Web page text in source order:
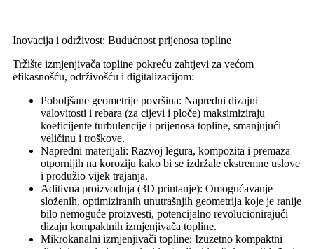
Inovacija i održivost: Budućnost prijenosa topline
Tržište izmjenjivača topline pokreću zahtjevi za većom
efikasnošću, održivošću i digitalizacijom:
Poboljšane geometrije površina: Napredni dizajni
valovitosti i rebara (za cijevi i ploče) maksimiziraju
koeficijente turbulencije i prijenosa topline, smanjujući
veličinu i troškove.
Napredni materijali: Razvoj legura, kompozita i premaza
otpornijih na koroziju kako bi se izdržale ekstremne uslove
i produžio vijek trajanja.
Aditivna proizvodnja (3D printanje): Omogućavanje
složenih, optimiziranih unutrašnjih geometrija koje je ranije
bilo nemoguće proizvesti, potencijalno revolucionirajući
dizajn kompaktnih izmjenjivača topline.
Mikrokanalni izmjenjivači topline: Izuzetno kompaktni